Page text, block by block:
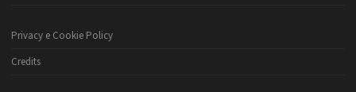
Privacy e Cookie Policy
Credits